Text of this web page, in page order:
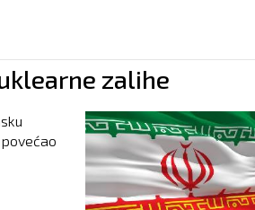
zalihe